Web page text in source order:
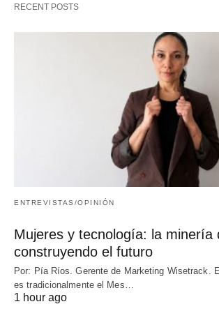
RECENT POSTS
ENTREVISTAS/OPINIÓN
Mujeres y tecnología: la minería
construyendo el futuro
Por: Pía Ríos. Gerente de Marketing Wisetrack.
es tradicionalmente el Mes…
1 hour ago